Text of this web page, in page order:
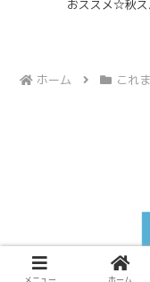
おススメ☆秋
ホーム これ
Copyright ©